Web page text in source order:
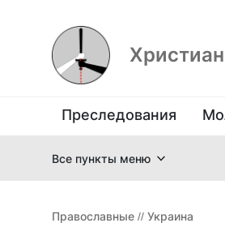
Преследования
Все пункты меню
Православные // Украина